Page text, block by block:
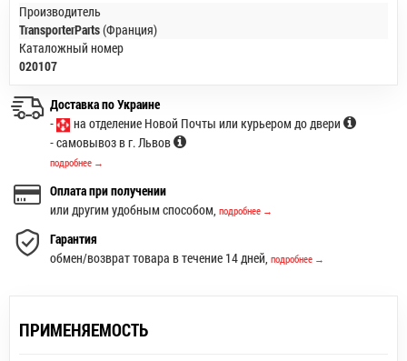
Производитель
TransporterParts(Франция)
Каталожный номер
020107
Доставка по Украине
-
на отделение Новой Почты или курьером до двери
- самовывоз в г. Львов
подробнее →
Оплата при получении
или другим удобным способом, подробнее →
Гарантия
обмен/возврат товара в течение 14 дней, подробнее →
ПРИМЕНЯЕМОСТЬ